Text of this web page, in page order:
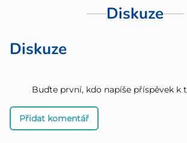
Diskuze
Diskuze
Buďte první, kdo napíše příspěvek k
Přidat komentář